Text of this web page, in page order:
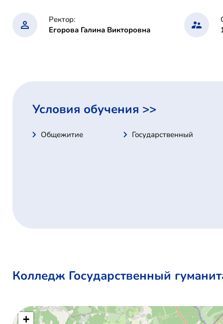
Ректор:
Егорова Галина Викторовна
Условия обучения >>
Общежитие Государственный
Колледж Государственный
+